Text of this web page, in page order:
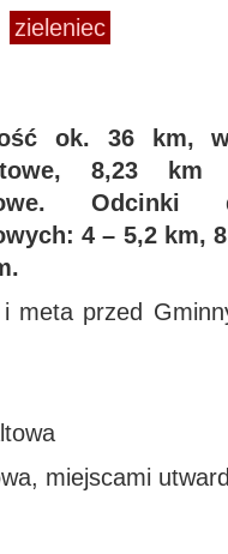
zieleniec
ok. 36 km,
8,23 km
Odcinki
4 – 5,2 km,
meta przed
miejscami